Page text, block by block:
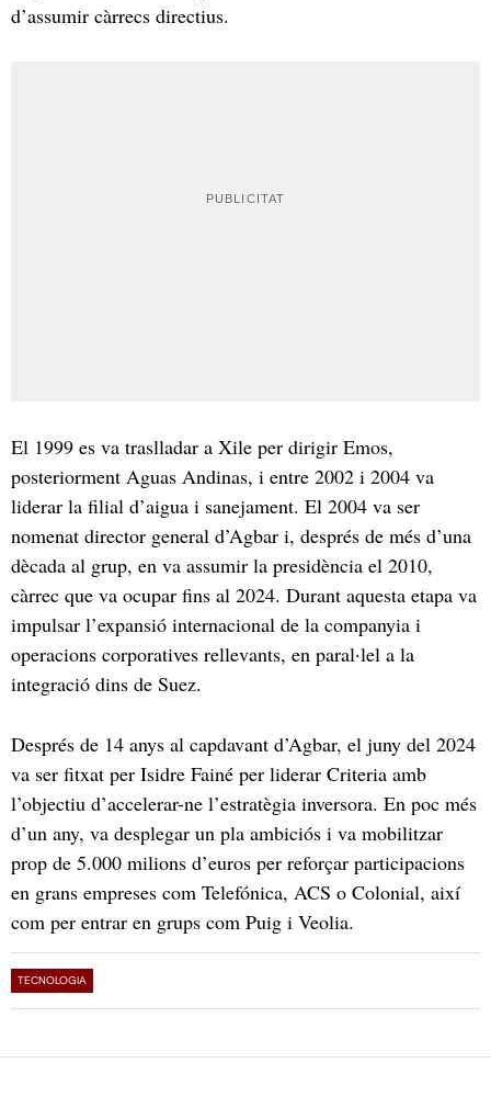
d’assumir càrrecs directius.
El 1999 es va traslladar a Xile per dirigir Emos,
posteriorment Aguas Andinas, i entre 2002 i 2004 va
liderar la filial d’aigua i sanejament. El 2004 va ser
nomenat director general d’Agbar i, després de més d’una
dècada al grup, en va assumir la presidència el 2010,
càrrec que va ocupar fins al 2024. Durant aquesta etapa va
impulsar l’expansió internacional de la companyia i
operacions corporatives rellevants, en paral·lel a la
integració dins de Suez.
Després de 14 anys al capdavant d’Agbar, el juny del 2024
va ser fitxat per Isidre Fainé per liderar Criteria amb
l’objectiu d’accelerar-ne l’estratègia inversora. En poc més
d’un any, va desplegar un pla ambiciós i va mobilitzar
prop de 5.000 milions d’euros per reforçar participacions
en grans empreses com Telefónica, ACS o Colonial, així
com per entrar en grups com Puig i Veolia.
TECNOLOGIA